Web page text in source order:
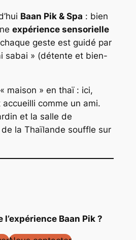
Baan Pik & Spa : bien
expérience sensorielle
geste est guidé par
sabai » (détente et bien-
« maison » en thaï : ici,
comme un ami.
et la salle de
de la Thaïlande souffle sur
l’expérience Baan Pik ?